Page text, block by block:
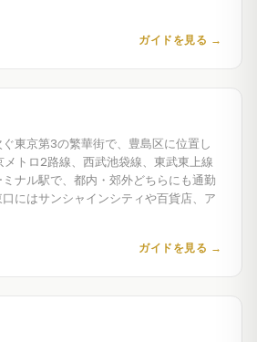
ガイドを見る →
東京第3の繁華街で、豊島区に位置し
メトロ2路線、西武池袋線、東武東上線
ナル駅で、都内・郊外どちらにも通勤
にはサンシャインシティや百貨店、ア
ガイドを見る →